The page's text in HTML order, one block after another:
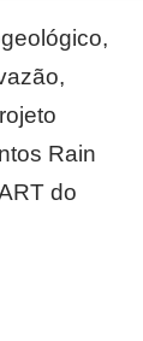
Rain
do